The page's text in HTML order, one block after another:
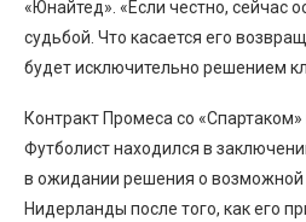
«Юнайтед». «Если честно, сейчас
судьбой. Что касается его
будет исключительно решением
Контракт Промеса со «Спартаком»
Футболист находился в
в ожидании решения о возможной
Нидерланды после того, как его